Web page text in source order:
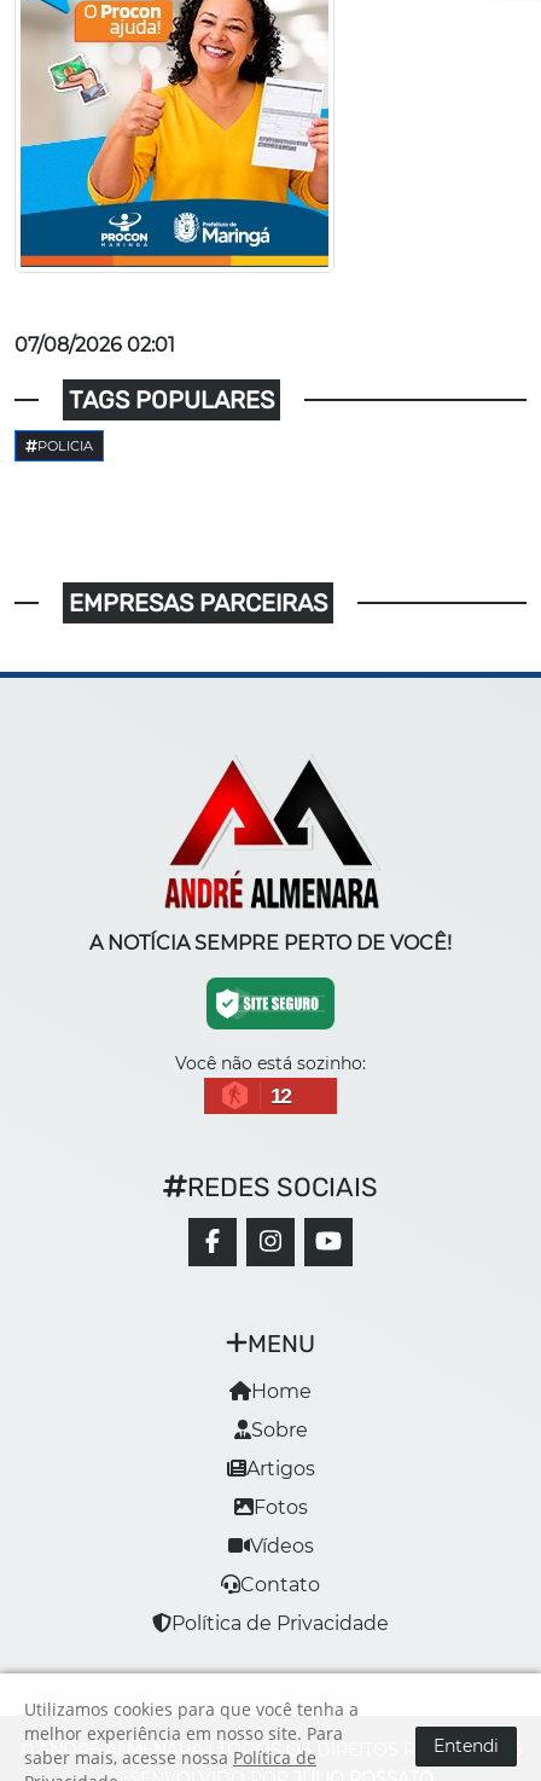
07/08/2026 02:01
TAGS POPULARES
POLICIA
EMPRESAS PARCEIRAS
A NOTÍCIA SEMPRE PERTO DE VOCÊ!
Você não está sozinho:
12
MENU
Home
Sobre
Artigos
Fotos
Vídeos
Contato
Política de Privacidade
REDES SOCIAIS
© ANDRÉ ALMENARA | TODOS OS DIREITOS RESERVADOS
Utilizamos cookies para que você tenha a
melhor experiência em nosso site. Para
saber mais, acesse nossa Política de
Entendi